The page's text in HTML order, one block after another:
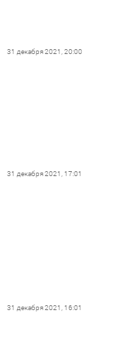
31 декабря 2021, 20:00
31 декабря 2021, 17:01
31 декабря 2021, 16:01